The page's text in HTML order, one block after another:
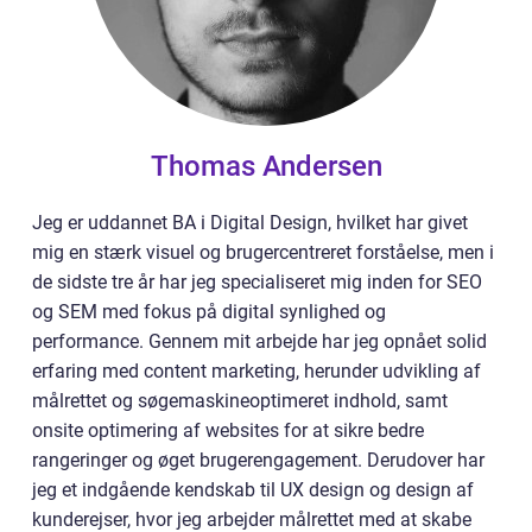
Thomas Andersen
Jeg er uddannet BA i Digital Design, hvilket har givet
mig en stærk visuel og brugercentreret forståelse, men i
de sidste tre år har jeg specialiseret mig inden for SEO
og SEM med fokus på digital synlighed og
performance. Gennem mit arbejde har jeg opnået solid
erfaring med content marketing, herunder udvikling af
målrettet og søgemaskineoptimeret indhold, samt
onsite optimering af websites for at sikre bedre
rangeringer og øget brugerengagement. Derudover har
jeg et indgående kendskab til UX design og design af
kunderejser, hvor jeg arbejder målrettet med at skabe